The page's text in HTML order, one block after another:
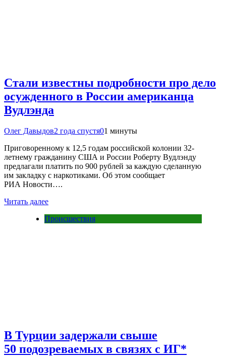
Стали известны подробности про дело
осужденного в России американца
Вудлэнда
Олег Давыдов2 года спустя01 минуты
Приговоренному к 12,5 годам российской колонии 32-
летнему гражданину США и России Роберту Вудлэнду
предлагали платить по 900 рублей за каждую сделанную
им закладку с наркотиками. Об этом сообщает
РИА Новости….
Читать далее
Происшествия
В Турции задержали свыше
50 подозреваемых в связях с ИГ*